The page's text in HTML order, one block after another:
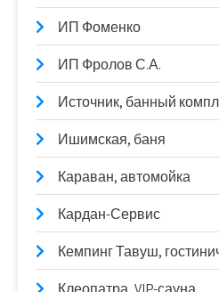
ИП Фоменко
ИП Фролов С.А.
Источник, банный
Ишимская, баня
Караван, автомойка
Кардан-Сервис
Кемпинг Тавуш,